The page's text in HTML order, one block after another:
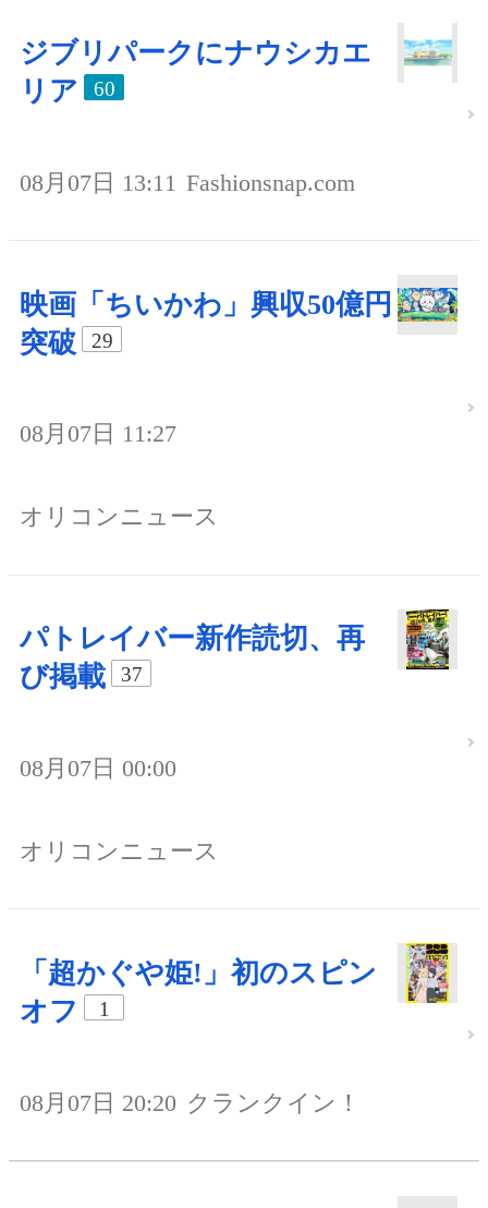
ジブリパークにナウシカエ
リア
60
08月07日 13:11 Fashionsnap.com
映画「ちいかわ」興収50億円
突破
29
08月07日 11:27
オリコンニュース
パトレイバー新作読切、再
び掲載
37
08月07日 00:00
オリコンニュース
「超かぐや姫!」初のスピン
オフ
1
08月07日 20:20 クランクイン！